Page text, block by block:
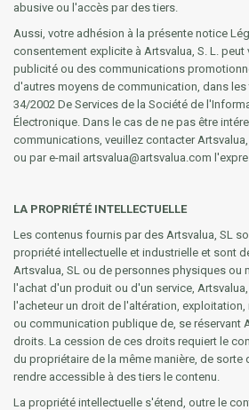
abusive ou l'accès par des tiers.
Aussi, votre adhésion à la présente notice
consentement explicite à Artsvalua, S. L. peut
publicité ou des communications
d'autres moyens de communication, dans
34/2002 De Services de la Société de
Électronique. Dans le cas de ne pas être
communications, veuillez contacter
ou par e-mail artsvalua@artsvalua.com
LA PROPRIÉTÉ INTELLECTUELLE
Les contenus fournis par des Artsvalua, SL
propriété intellectuelle et industrielle et sont
Artsvalua, SL ou de personnes physiques ou
l'achat d'un produit ou d'un service,
l'acheteur un droit de l'altération,
ou communication publique de, se réservant
droits. La cession de ces droits requiert le
du propriétaire de la même manière, de sorte
rendre accessible à des tiers le contenu.
La propriété intellectuelle s'étend, outre le